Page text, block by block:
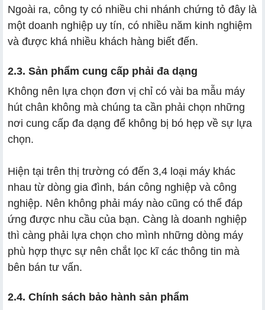
Ngoài ra, công ty có nhiều chi nhánh chứng tỏ đây là
một doanh nghiệp uy tín, có nhiều năm kinh nghiệm
và được khá nhiều khách hàng biết đến.
2.3. Sản phẩm cung cấp phải đa dạng
Không nên lựa chọn đơn vị chỉ có vài ba mẫu máy
hút chân không mà chúng ta cần phải chọn những
nơi cung cấp đa dạng để không bị bó hẹp về sự lựa
chọn.
Hiện tại trên thị trường có đến 3,4 loại máy khác
nhau từ dòng gia đình, bán công nghiệp và công
nghiệp. Nên không phải máy nào cũng có thể đáp
ứng được nhu cầu của bạn. Càng là doanh nghiệp
thì càng phải lựa chọn cho mình những dòng máy
phù hợp thực sự nên chắt lọc kĩ các thông tin mà
bên bán tư vấn.
2.4. Chính sách bảo hành sản phẩm